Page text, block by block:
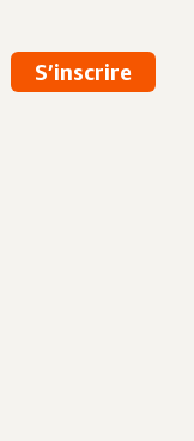
S’inscrire